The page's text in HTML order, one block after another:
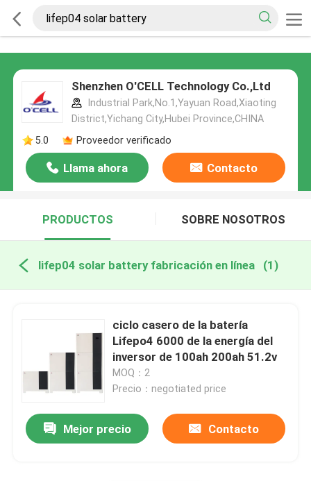
Shenzhen O'CELL Technology Co.,Ltd
Industrial Park,No.1,Yayuan Road,Xiaoting
District,Yichang City,Hubei Province,CHINA
5.0
Proveedor verificado
Llama ahora Contacto
PRODUCTOS SOBRE NOSOTROS
lifep04 solar battery fabricación en línea (1)
ciclo casero de la batería
Lifepo4 6000 de la energía del
inversor de 100ah 200ah 51.2v
MOQ：2
Precio：negotiated price
Mejor precio Contacto